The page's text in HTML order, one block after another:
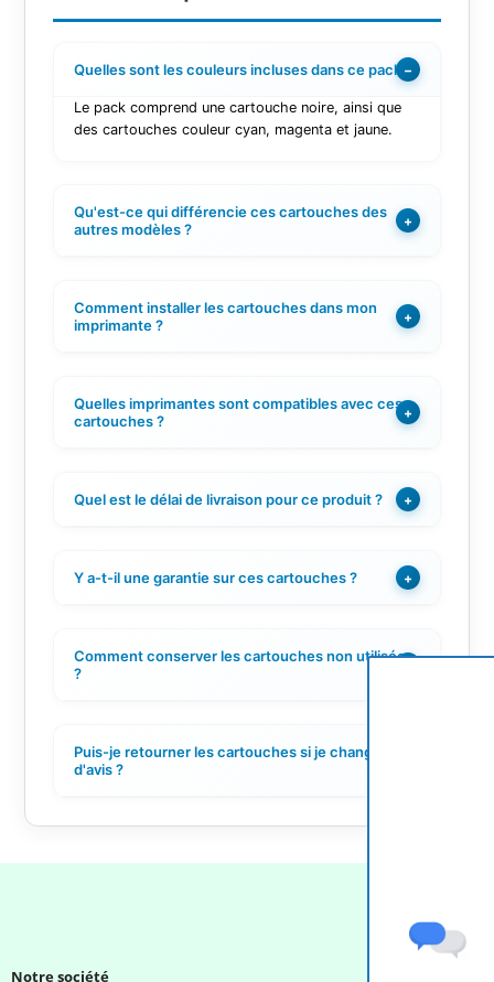
Quelles sont les couleurs incluses dans ce pack ?
−
Le pack comprend une cartouche noire, ainsi que
des cartouches couleur cyan, magenta et jaune.
Qu'est-ce qui différencie ces cartouches des
autres modèles ?
+
Comment installer les cartouches dans mon
imprimante ?
+
Quelles imprimantes sont compatibles avec ces
cartouches ?
+
Quel est le délai de livraison pour ce produit ? +
Y a-t-il une garantie sur ces cartouches ? +
Comment conserver les cartouches non utilisées
?
Puis-je retourner les cartouches si je change
d'avis ?
Notre société